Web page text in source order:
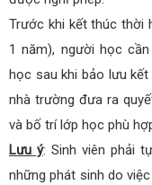
Trước khi kết thúc thời
1 năm), người học
học sau khi bảo lưu
nhà trường đưa ra
và bố trí lớp học phù
Lưu ý: Sinh viên phải
những phát sinh do việc